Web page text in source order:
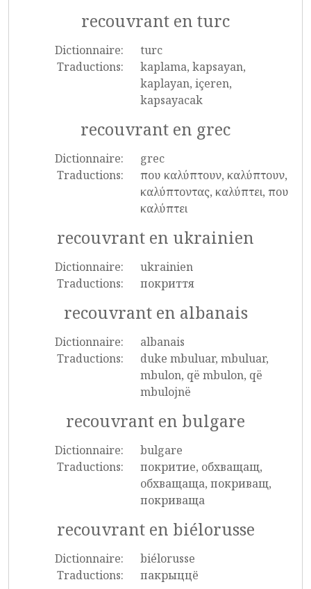
recouvrant en turc
Dictionnaire:
turc
Traductions:
kaplama, kapsayan,
kaplayan, içeren,
kapsayacak
recouvrant en grec
Dictionnaire:
grec
Traductions:
που καλύπτουν, καλύπτουν,
καλύπτοντας, καλύπτει, που
καλύπτει
recouvrant en ukrainien
Dictionnaire:
ukrainien
Traductions:
покриття
recouvrant en albanais
Dictionnaire:
albanais
Traductions:
duke mbuluar, mbuluar,
mbulon, që mbulon, që
mbulojnë
recouvrant en bulgare
Dictionnaire:
bulgare
Traductions:
покритие, обхващащ,
обхващаща, покриващ,
покриваща
recouvrant en biélorusse
Dictionnaire:
biélorusse
Traductions:
пакрыццё